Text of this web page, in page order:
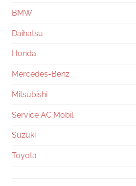
BMW
Daihatsu
Honda
Mercedes-Benz
Mitsubishi
Service AC Mobil
Suzuki
Toyota